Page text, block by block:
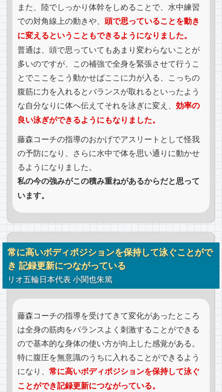
また、陸でしっかり体幹をしめることで、水中練習
での対角線上の動きや、 頭で思っていることを動き
に変えるということもできるようになりました。
普通は、頭で思っていてもあまり変わらないことが
多いのですが、この補強で全身を緊張させて行うこ
とでここをこう動かせばここに力が入る、こっちの
腹筋に力を入れるとバランスが取れるといったよう
な自分なりに体へ伝えてそれを泳ぎに変え、 効率の
良い泳ぎができるようにもなりました。
藤森コーチの指導のおかげでアスリートとして怪我
の予防になり、さらに水中で体を思い通りに動かせ
るようになりました。
私の今の強みがこの積み重ねがあるからだと思って
います。
常に高いボディポジションを保持して泳ぐことがで
き 記録更新につながっている
リオ五輪日本代表 小関也朱篤
藤森コーチの指導を受けてきて変化があったところ
は全身の筋肉をバランスよく刺激することができる
ので基本的な身体の使い方が向上した感覚がある。
特に腹圧を無意識のうちに入れることができるよう
になり、 常に高いボディポジションを保持して泳ぐ
ことができ記録更新につながっている。